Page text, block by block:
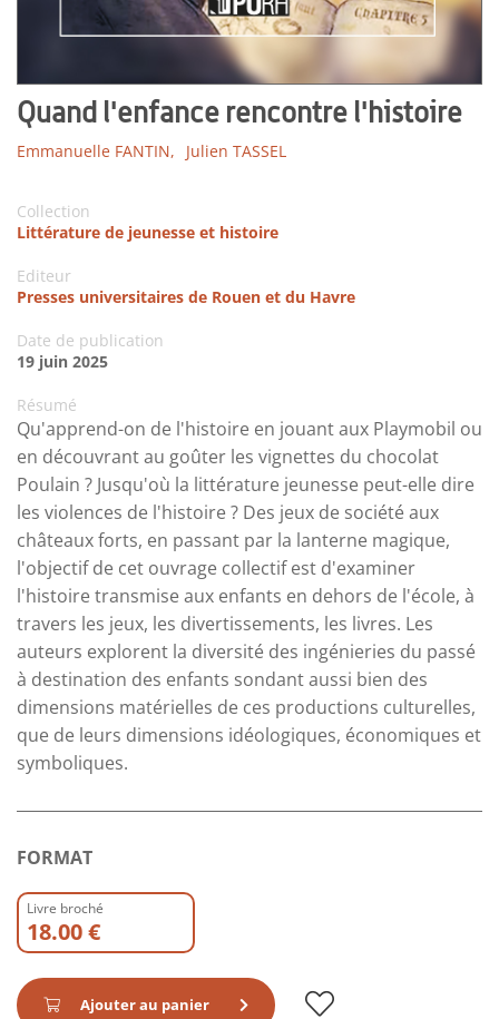
Quand l'enfance rencontre l'histoire
Emmanuelle FANTIN, Julien TASSEL
Collection
Littérature de jeunesse et histoire
Editeur
Presses universitaires de Rouen et du Havre
Date de publication
19 juin 2025
Résumé
Qu'apprend-on de l'histoire en jouant aux Playmobil ou
en découvrant au goûter les vignettes du chocolat
Poulain ? Jusqu'où la littérature jeunesse peut-elle dire
les violences de l'histoire ? Des jeux de société aux
châteaux forts, en passant par la lanterne magique,
l'objectif de cet ouvrage collectif est d'examiner
l'histoire transmise aux enfants en dehors de l'école, à
travers les jeux, les divertissements, les livres. Les
auteurs explorent la diversité des ingénieries du passé
à destination des enfants sondant aussi bien des
dimensions matérielles de ces productions culturelles,
que de leurs dimensions idéologiques, économiques et
symboliques.
FORMAT
Livre broché
18.00 €
Ajouter au panier